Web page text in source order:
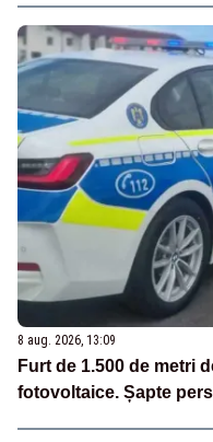
8 aug. 2026, 13:09
Furt de 1.500 de metri
fotovoltaice. Șapte